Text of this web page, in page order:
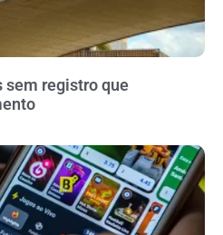
sem registro que